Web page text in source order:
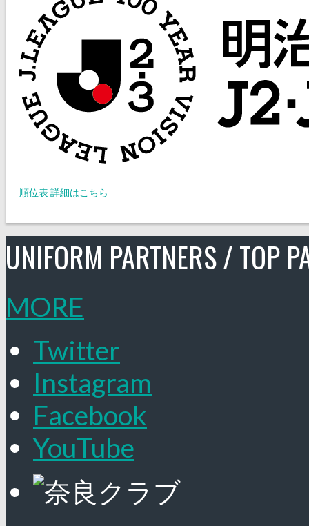
順位表 詳細はこちら
UNIFORM PARTNERS / TOP
MORE
Twitter
Instagram
Facebook
YouTube